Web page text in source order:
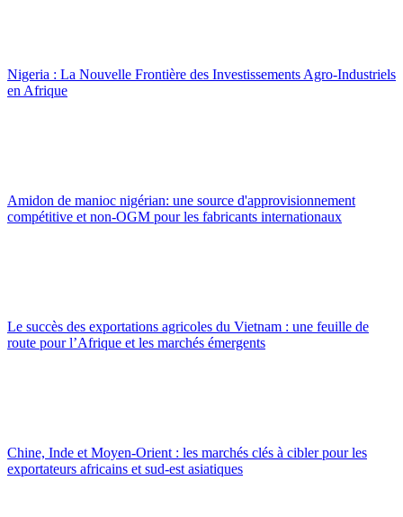
Nigeria : La Nouvelle Frontière des Investissements Agro-Industriels
en Afrique
Amidon de manioc nigérian: une source d'approvisionnement
compétitive et non-OGM pour les fabricants internationaux
Le succès des exportations agricoles du Vietnam : une feuille de
route pour l’Afrique et les marchés émergents
Chine, Inde et Moyen-Orient : les marchés clés à cibler pour les
exportateurs africains et sud-est asiatiques